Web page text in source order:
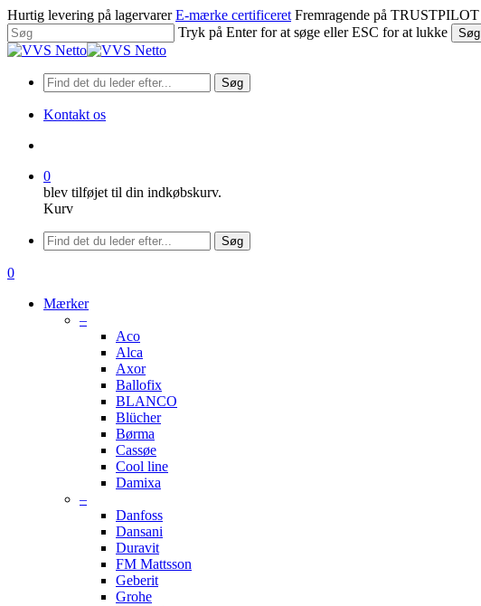
Spring
til
hovedindhold
Hurtig levering på lagervarer E-mærke certificeret Fremragende på TRUSTPILOT
Tryk på Enter for at søge eller ESC for at lukke
Søg
Luk
Søg
Kontakt os
0
blev tilføjet til din indkøbskurv.
Kurv
Menu
Søg
søge
0
Mærker
–
Aco
Alca
Axor
Ballofix
BLANCO
Blücher
Børma
Cassøe
Cool line
Damixa
–
Danfoss
Dansani
Duravit
FM Mattsson
Geberit
Grohe